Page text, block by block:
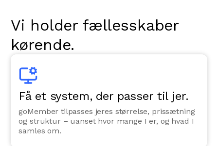
Vi holder fællesskaber
kørende.
Få et system, der passer til jer.
goMember tilpasses jeres størrelse, prissætning
og struktur – uanset hvor mange I er, og hvad I
samles om.